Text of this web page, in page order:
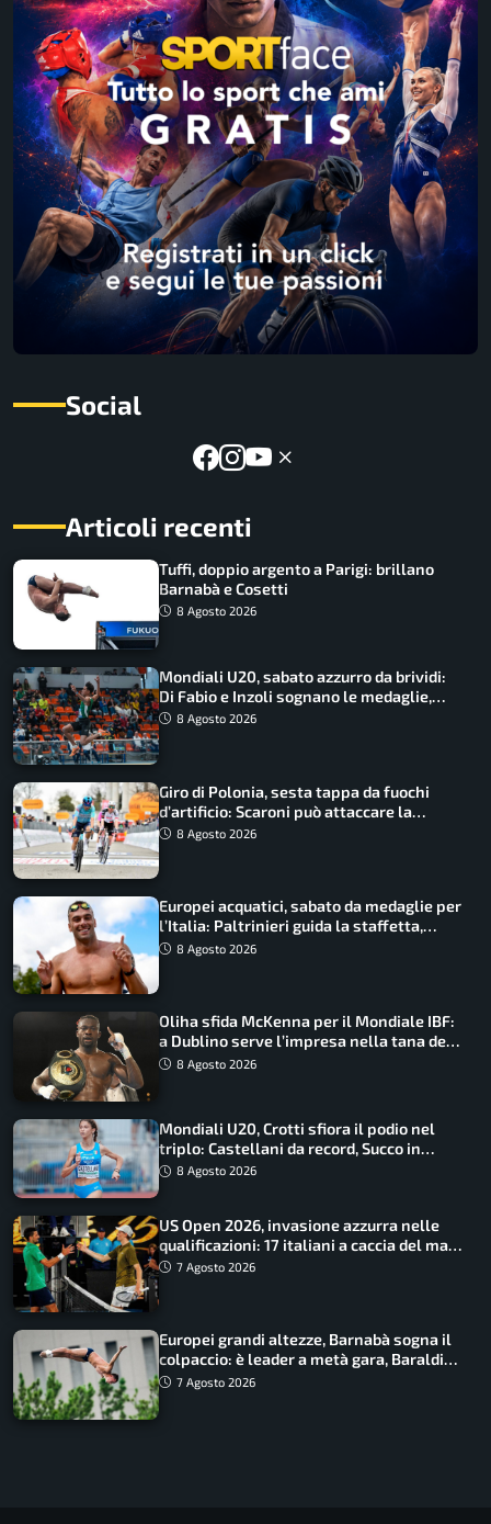
Social
Articoli recenti
Tuffi, doppio argento a Parigi: brillano
Barnabà e Cosetti
8 Agosto 2026
Mondiali U20, sabato azzurro da brividi:
Di Fabio e Inzoli sognano le medaglie,
Castellani e Succo in finale
8 Agosto 2026
Giro di Polonia, sesta tappa da fuochi
d’artificio: Scaroni può attaccare la
maglia di Lemmen
8 Agosto 2026
Europei acquatici, sabato da medaglie per
l’Italia: Paltrinieri guida la staffetta,
Barnabà sogna l’oro dalle grandi altezze
8 Agosto 2026
Oliha sfida McKenna per il Mondiale IBF:
a Dublino serve l’impresa nella tana del
lupo8 Agosto 2026
Mondiali U20, Crotti sfiora il podio nel
triplo: Castellani da record, Succo in
finale
8 Agosto 2026
US Open 2026, invasione azzurra nelle
qualificazioni: 17 italiani a caccia del main
draw7 Agosto 2026
Europei grandi altezze, Barnabà sogna il
colpaccio: è leader a metà gara, Baraldi
ancora in corsa
7 Agosto 2026